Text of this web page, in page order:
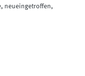
neueingetroffen,